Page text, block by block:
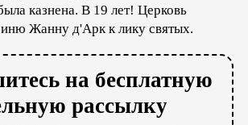
казнена. В 19 лет! Церковь
Жанну д'Арк к лику святых.
на бесплатную
рассылку